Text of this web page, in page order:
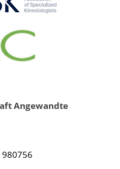
Angewandte